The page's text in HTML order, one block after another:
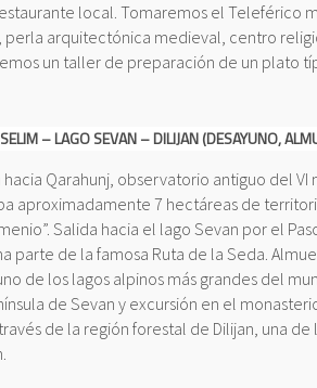
local. Tomaremos el Teleférico
perla arquitectónica medieval, centro
un taller de preparación de un plato
– LAGO SEVAN – DILIJAN (DESAYUNO,
Qarahunj, observatorio antiguo del VI
aproximadamente 7 hectáreas de
Salida hacia el lago Sevan por el
parte de la famosa Ruta de la Seda.
de los lagos alpinos más grandes del
de Sevan y excursión en el
de la región forestal de Dilijan, una de